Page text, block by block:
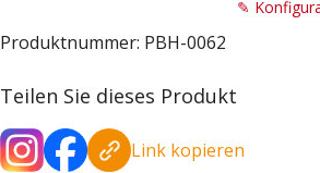
✎
Produktnummer: PBH-0062
Teilen Sie dieses Produkt
Link kopieren